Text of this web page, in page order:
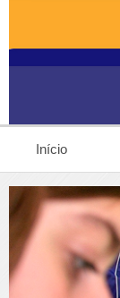
Início